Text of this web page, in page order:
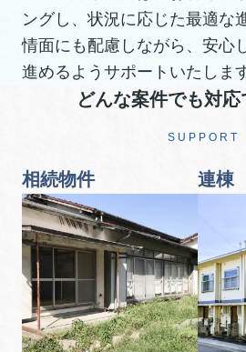
ングし、状況に応じた最適な
情面にも配慮しながら、安心
進めるようサポートいたします
どんな案件でも対応
SUPPORT
相続物件 連棟